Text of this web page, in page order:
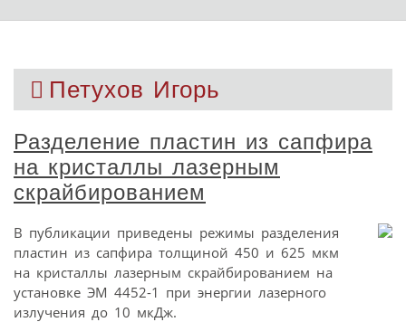
Петухов Игорь
Разделение пластин из сапфира
на кристаллы лазерным
скрайбированием
В публикации приведены режимы разделения
пластин из сапфира толщиной 450 и 625 мкм
на кристаллы лазерным скрайбированием на
установке ЭМ 4452-1 при энергии лазерного
излучения до 10 мкДж.